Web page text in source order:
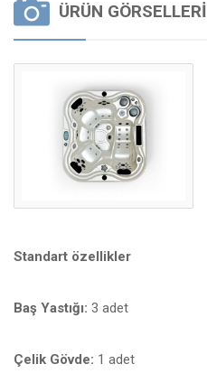
ÜRÜN GÖRSELLERI
Standart özellikler
Baş Yastığı: 3 adet
Çelik Gövde: 1 adet